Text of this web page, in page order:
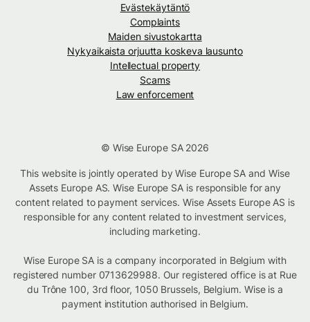
Evästekäytäntö
Complaints
Maiden sivustokartta
Nykyaikaista orjuutta koskeva lausunto
Intellectual property
Scams
Law enforcement
© Wise Europe SA 2026
This website is jointly operated by Wise Europe SA and Wise
Assets Europe AS. Wise Europe SA is responsible for any
content related to payment services. Wise Assets Europe AS is
responsible for any content related to investment services,
including marketing.
Wise Europe SA is a company incorporated in Belgium with
registered number 0713629988. Our registered office is at Rue
du Trône 100, 3rd floor, 1050 Brussels, Belgium. Wise is a
payment institution authorised in Belgium.